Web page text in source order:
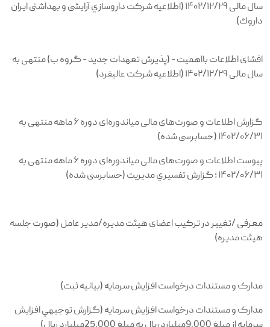
سال مالی ۱۴۰۲/۱۲/۲۹ (اطلاعیه شرکت داروسازي آرایشی و بهداشتی ایران
داروك)
افشای اطلاعات بااهمیت - (پذیرش تعهدات جدید - گروه ب) منتهی به
سال مالی ۱۴۰۲/۱۲/۲۹ (اطلاعیه شرکت عالیفرد)
گزارش اطلاعات و صورت‌های مالی میاندوره‌ای دوره ۶ ماهه منتهی به
۱۴۰۲/۰۶/۳۱ (حسابرسی شده)
پیوست اطلاعات و صورت‌های مالی میاندوره‌ای دوره ۶ ماهه منتهی به
۱۴۰۲/۰۶/۳۱ ؛ گزارش تفسيري مديريت (حسابرسی شده)
معرفی /تغییر در ترکیب اعضای هیئت مدیره/مدیر عامل (صورت جلسه
هیئت مدیره)
مدارک و مستندات درخواست افزایش سرمایه (بيانيه ثبت)
مدارک و مستندات درخواست افزایش سرمایه (گزارش توجيهي افزايش